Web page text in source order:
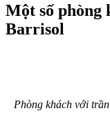
Một số phòng
Barrisol
Phòng khách với